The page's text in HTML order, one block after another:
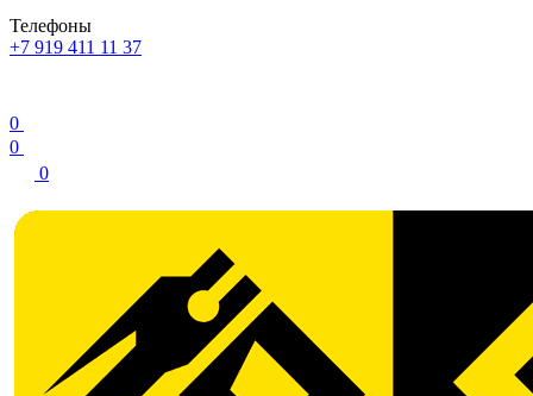
Телефоны
+7 919 411 11 37
0
0
0